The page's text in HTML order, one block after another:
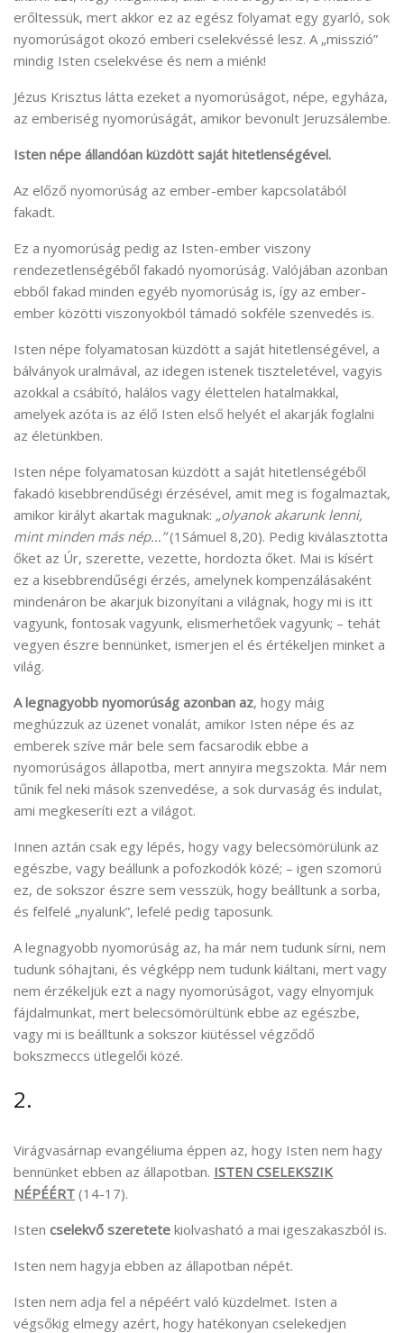
erőltessük, mert akkor ez az egész folyamat egy gyarló, sok
nyomorúságot okozó emberi cselekvéssé lesz. A „misszió”
mindig Isten cselekvése és nem a miénk!
Jézus Krisztus látta ezeket a nyomorúságot, népe, egyháza,
az emberiség nyomorúságát, amikor bevonult Jeruzsálembe.
Isten népe állandóan küzdött saját hitetlenségével.
Az előző nyomorúság az ember-ember kapcsolatából
fakadt.
Ez a nyomorúság pedig az Isten-ember viszony
rendezetlenségéből fakadó nyomorúság. Valójában azonban
ebből fakad minden egyéb nyomorúság is, így az ember-
ember közötti viszonyokból támadó sokféle szenvedés is.
Isten népe folyamatosan küzdött a saját hitetlenségével, a
bálványok uralmával, az idegen istenek tiszteletével, vagyis
azokkal a csábító, halálos vagy élettelen hatalmakkal,
amelyek azóta is az élő Isten első helyét el akarják foglalni
az életünkben.
Isten népe folyamatosan küzdött a saját hitetlenségéből
fakadó kisebbrendűségi érzésével, amit meg is fogalmaztak,
amikor királyt akartak maguknak: „olyanok akarunk lenni,
mint minden más nép…”(1Sámuel 8,20). Pedig kiválasztotta
őket az Úr, szerette, vezette, hordozta őket. Mai is kísért
ez a kisebbrendűségi érzés, amelynek kompenzálásaként
mindenáron be akarjuk bizonyítani a világnak, hogy mi is itt
vagyunk, fontosak vagyunk, elismerhetőek vagyunk; – tehát
vegyen észre bennünket, ismerjen el és értékeljen minket a
világ.
A legnagyobb nyomorúság azonban az, hogy máig
meghúzzuk az üzenet vonalát, amikor Isten népe és az
emberek szíve már bele sem facsarodik ebbe a
nyomorúságos állapotba, mert annyira megszokta. Már nem
tűnik fel neki mások szenvedése, a sok durvaság és indulat,
ami megkeseríti ezt a világot.
Innen aztán csak egy lépés, hogy vagy belecsömörülünk az
egészbe, vagy beállunk a pofozkodók közé; – igen szomorú
ez, de sokszor észre sem vesszük, hogy beálltunk a sorba,
és felfelé „nyalunk”, lefelé pedig taposunk.
A legnagyobb nyomorúság az, ha már nem tudunk sírni, nem
tudunk sóhajtani, és végképp nem tudunk kiáltani, mert vagy
nem érzékeljük ezt a nagy nyomorúságot, vagy elnyomjuk
fájdalmunkat, mert belecsömörültünk ebbe az egészbe,
vagy mi is beálltunk a sokszor kiütéssel végződő
bokszmeccs ütlegelői közé.
2.
Virágvasárnap evangéliuma éppen az, hogy Isten nem hagy
bennünket ebben az állapotban. ISTEN CSELEKSZIK
NÉPÉÉRT (14-17).
Isten cselekvő szeretete kiolvasható a mai igeszakaszból is.
Isten nem hagyja ebben az állapotban népét.
Isten nem adja fel a népéért való küzdelmet. Isten a
végsőkig elmegy azért, hogy hatékonyan cselekedjen